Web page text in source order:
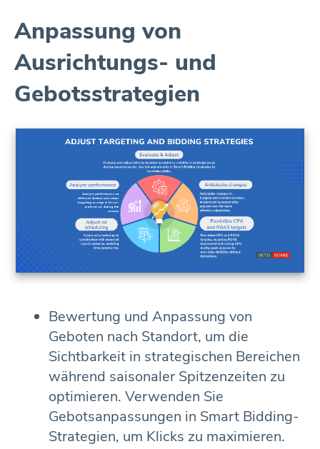
Anpassung von
Ausrichtungs- und
Gebotsstrategien
Bewertung und Anpassung von
Geboten nach Standort, um die
Sichtbarkeit in strategischen Bereichen
während saisonaler Spitzenzeiten zu
optimieren. Verwenden Sie
Gebotsanpassungen in Smart Bidding-
Strategien, um Klicks zu maximieren.